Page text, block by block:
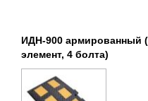
ИДН-900 армированный
элемент, 4 болта)